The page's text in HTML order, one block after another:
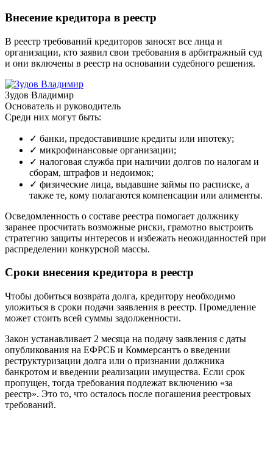
Внесение кредитора в реестр
В реестр требований кредиторов заносят все лица и
организации, кто заявил свои требования в арбитражный суд
и они включены в реестр на основании судебного решения.
Зудов Владимир
Основатель и руководитель
Среди них могут быть:
✓ банки, предоставившие кредиты или ипотеку;
✓ микрофинансовые организации;
✓ налоговая служба при наличии долгов по налогам и
сборам, штрафов и недоимок;
✓ физические лица, выдавшие займы по расписке, а
также те, кому полагаются компенсации или алименты.
Осведомленность о составе реестра помогает должнику
заранее просчитать возможные риски, грамотно выстроить
стратегию защиты интересов и избежать неожиданностей при
распределении конкурсной массы.
Сроки внесения кредитора в реестр
Чтобы добиться возврата долга, кредитору необходимо
уложиться в сроки подачи заявления в реестр. Промедление
может стоить всей суммы задолженности.
Закон устанавливает 2 месяца на подачу заявления с даты
опубликования на ЕФРСБ и Коммерсантъ о введении
реструктуризации долга или о признании должника
банкротом и введении реализации имущества. Если срок
пропущен, тогда требования подлежат включению «за
реестр». Это то, что осталось после погашения реестровых
требований.